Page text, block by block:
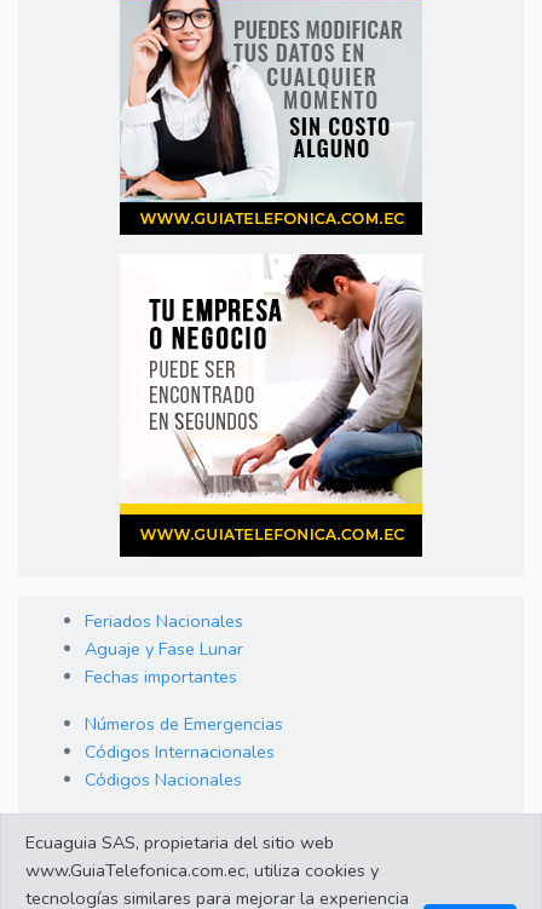
Feriados Nacionales
Aguaje y Fase Lunar
Fechas importantes
Números de Emergencias
Códigos Internacionales
Códigos Nacionales
Cambio de Divisas
Enlaces de interes
Ecuaguia SAS, propietaria del sitio web
www.GuiaTelefonica.com.ec, utiliza cookies y
tecnologías similares para mejorar la experiencia